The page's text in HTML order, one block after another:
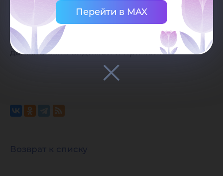
Перейти в MAX
Югорского государственного
университета. Ссылка должна находиться
непосредственно рядом с материалом,
должна быть видимой и прямой.
Возврат к списку